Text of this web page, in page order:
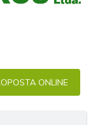
ONLINE